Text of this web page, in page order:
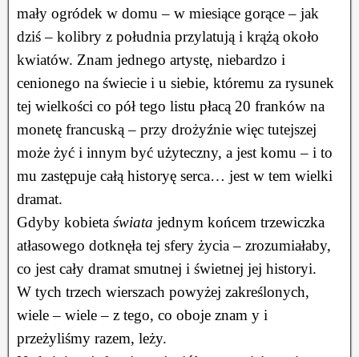
mały ogródek w domu – w miesiące gorące – jak
dziś – kolibry z południa przylatują i krążą około
kwiatów. Znam jednego artystę, niebardzo i
cenionego na świecie i u siebie, któremu za rysunek
tej wielkości co pół tego listu płacą 20 franków na
monetę francuską – przy drożyźnie więc tutejszej
może żyć i innym być użyteczny, a jest komu – i to
mu zastępuje całą historyę serca… jest w tem wielki
dramat.
Gdyby kobieta świata jednym końcem trzewiczka
atłasowego dotknęła tej sfery życia – zrozumiałaby,
co jest cały dramat smutnej i świetnej jej historyi.
W tych trzech wierszach powyżej zakreślonych,
wiele – wiele – z tego, co oboje znam y i
przeżyliśmy razem, leży.